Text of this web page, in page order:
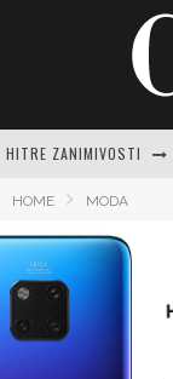
HITRE ZANIMIVOSTI
HOME MODA